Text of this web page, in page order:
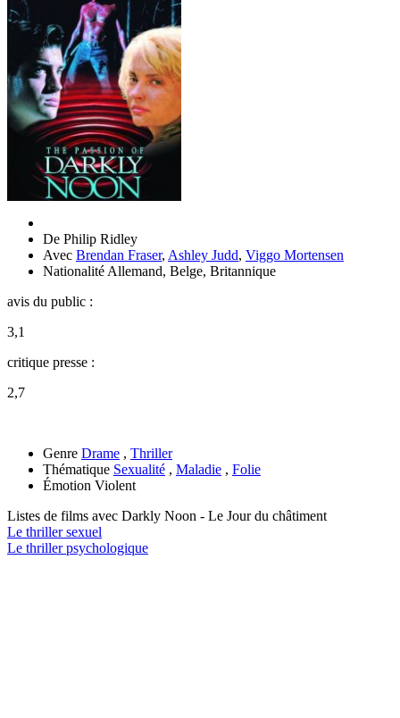
De Philip Ridley
Avec Brendan Fraser, Ashley Judd, Viggo Mortensen
Nationalité Allemand, Belge, Britannique
avis du public :
3,1
critique presse :
2,7
Genre Drame , Thriller
Thématique Sexualité , Maladie , Folie
Émotion Violent
Listes de films avec Darkly Noon - Le Jour du châtiment
Le thriller sexuel
Le thriller psychologique